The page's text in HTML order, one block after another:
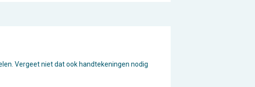
Vergeet niet dat ook handtekeningen nodig